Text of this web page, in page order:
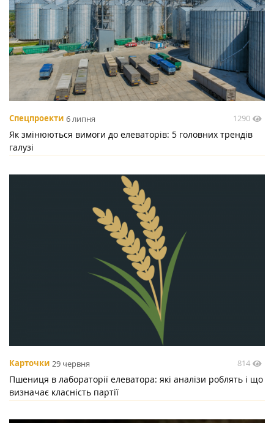
Спецпроекти 6 липня 1290
Як змінюються вимоги до елеваторів: 5 головних трендів
галузі
Карточки 29 червня 814
Пшениця в лабораторії елеватора: які аналізи роблять і що
визначає класність партії